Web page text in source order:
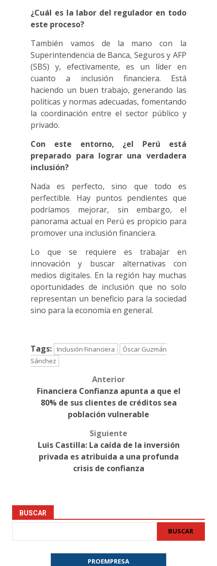
¿Cuál es la labor del regulador en todo
este proceso?
También vamos de la mano con la
Superintendencia de Banca, Seguros y AFP
(SBS) y, efectivamente, es un líder en
cuanto a inclusión financiera. Está
haciendo un buen trabajo, generando las
políticas y normas adecuadas, fomentando
la coordinación entre el sector público y
privado.
Con este entorno, ¿el Perú está
preparado para lograr una verdadera
inclusión?
Nada es perfecto, sino que todo es
perfectible. Hay puntos pendientes que
podríamos mejorar, sin embargo, el
panorama actual en Perú es propicio para
promover una inclusión financiera.
Lo que se requiere es trabajar en
innovación y buscar alternativas con
medios digitales. En la región hay muchas
oportunidades de inclusión que no solo
representan un beneficio para la sociedad
sino para la economía en general.
Tags: Inclusión Financiera
Óscar Guzmán
Sánchez
navigation
Anterior
Financiera Confianza apunta a que el
80% de sus clientes de créditos sea
población vulnerable
Siguiente
Luis Castilla: La caída de la inversión
privada es atribuida a una profunda
crisis de confianza
BUSCAR
BUSCAR
PROEMPRESA